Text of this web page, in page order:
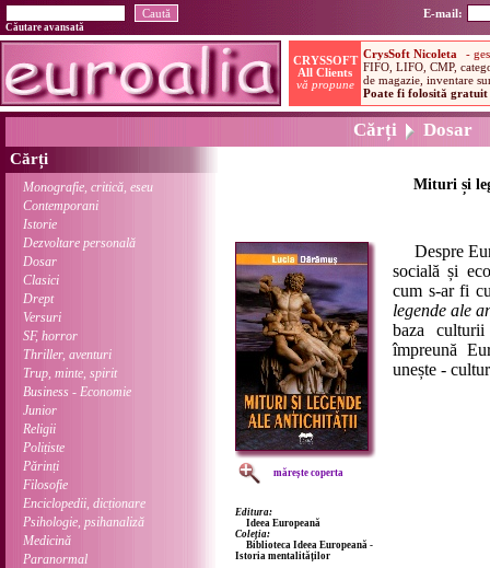
E-mail:
Căutare avansată
Cărți Dosar
Cărți
Monografie, critică, eseu
Contemporani
Istorie
Dezvoltare personală
Dosar
Clasici
Drept
Versuri
SF, horror
Thriller, aventuri
Trup, minte, spirit
Business - Economie
Junior
Religii
Polițiste
Părinți
Filosofie
Enciclopedii, dicționare
Psihologie, psihanaliză
Medicină
Paranormal
Mituri și
mărește coperta
Editura:
Ideea Europeană
Coleția:
Biblioteca Ideea Europeană -
Istoria mentalităților
Despre
socială și
cum s-ar fi
legende ale
baza
împreună
unește -